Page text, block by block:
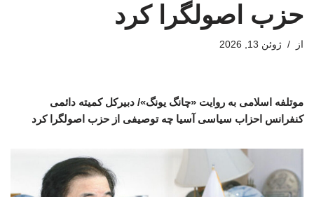
حزب اصولگرا کرد
از ژوئن 13, 2026
موتلفه اسلامی به روایت «چانگ یونگ»/ دبیرکل کمیته دائمی
کنفرانس احزاب سیاسی آسیا چه توصیفی از حزب اصولگرا کرد